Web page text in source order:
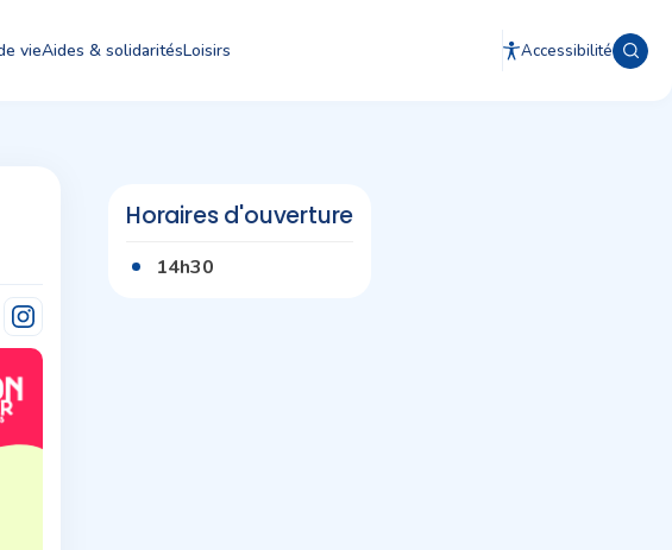
vieAides & solidaritésLoisirs Accessibilité
Horaires d'ouverture
14h30